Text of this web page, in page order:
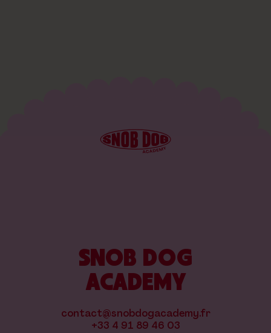
SNOB DOG
ACADEMY
contact@snobdogacademy.fr
+33 4 91 89 46 03